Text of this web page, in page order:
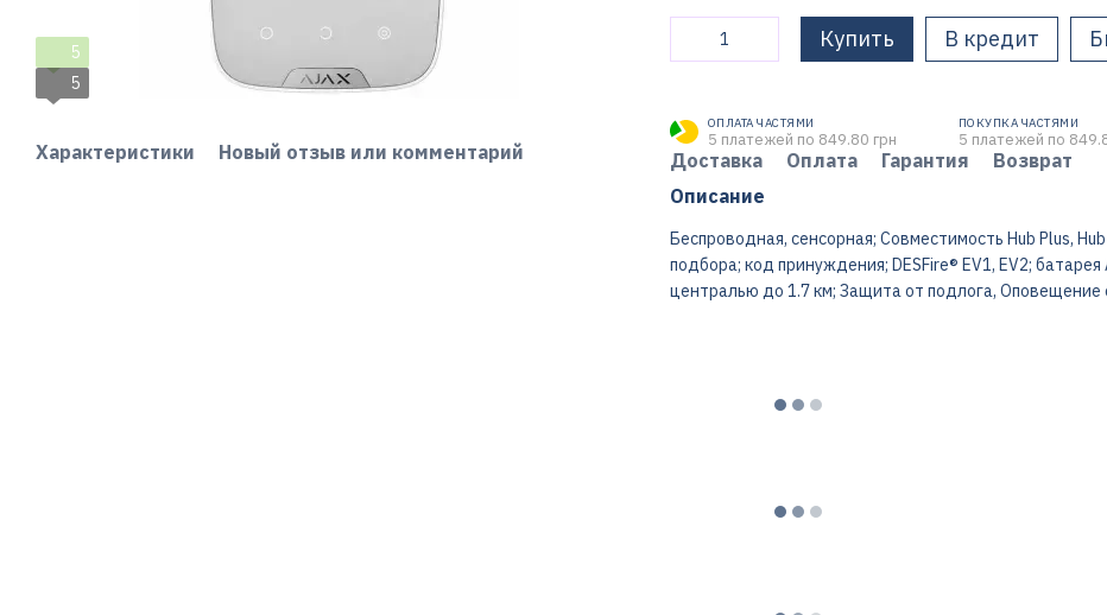
5
5
Характеристики Новый отзыв или комментарий
Купить В кредит
ОПЛАТА ЧАСТЯМИ
5 платежей по 849.80 грн
ПОКУПКА ЧАСТЯМИ
5 платежей по
Доставка Оплата Гарантия
Возврат
Описание
Беспроводная, сенсорная; Совместимость Hub Plus,
подбора; код принуждения; DESFire® EV1, EV2;
централью до 1.7 км; Защита от подлога, Оповещение